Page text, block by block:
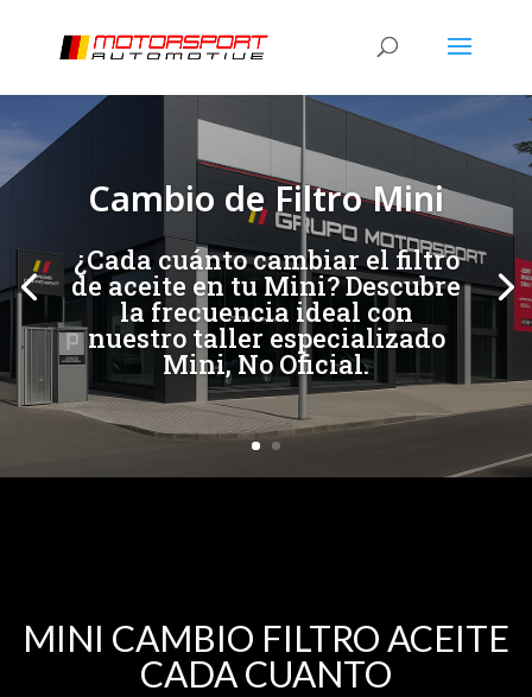
Cambio de Filtro Mini
¿Cada cuánto cambiar el filtro
de aceite en tu Mini? Descubre
la frecuencia ideal con
nuestro taller especializado
Mini, No Oficial.
[/et_pb_slide][/et_pb_slide]
MINI CAMBIO FILTRO ACEITE
CADA CUANTO